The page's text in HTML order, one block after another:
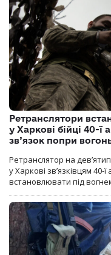
Ретранслятори
у Харкові бійці 40-ї
зв’язок попри
Ретранслятор на
у Харкові зв’язківцям 40-
встановлювати під